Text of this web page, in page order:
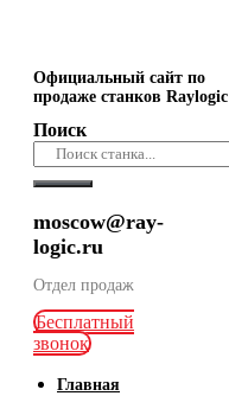
Официальный сайт по
продаже станков Raylogic
Поиск
moscow@ray-
logic.ru
Отдел продаж
Бесплатный
звонок
Главная